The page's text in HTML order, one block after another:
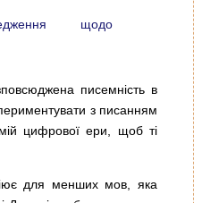
щодо
писемність в
з писанням
цифрової ери, щоб ті
для менших мов, яка